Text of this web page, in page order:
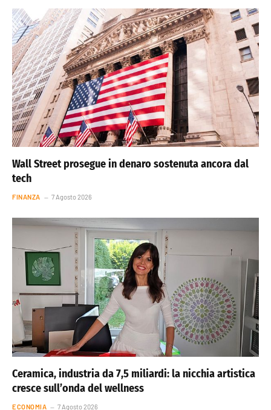
Wall Street prosegue in denaro sostenuta ancora dal
tech
FINANZA 7 Agosto 2026
Ceramica, industria da 7,5 miliardi: la nicchia artistica
cresce sull’onda del wellness
ECONOMIA 7 Agosto 2026